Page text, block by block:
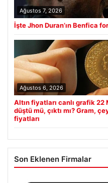
Ağustos 7, 2026
İşte Jhon Duran’ın Benfica
Ağustos 6, 2026
Altın fiyatları canlı grafik 22
düştü mü, çıktı mı? Gram,
fiyatları
Son Eklenen Firmalar